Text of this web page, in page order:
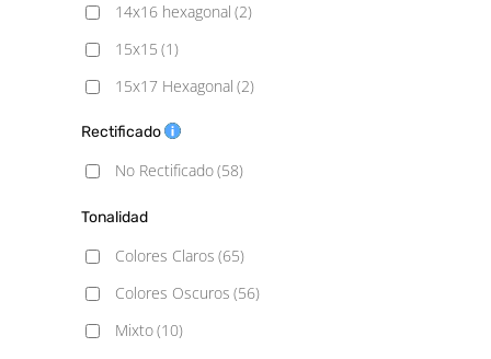
(6)
Vintage(2)
14x16 hexagonal (2)
15x15 (1)
15x17 Hexagonal (2)
15x30 (1)
20X20
(23)
Rectificado
No Rectificado(58)
Tonalidad
Colores Claros (65)
Colores Oscuros (56)
Mixto(10)